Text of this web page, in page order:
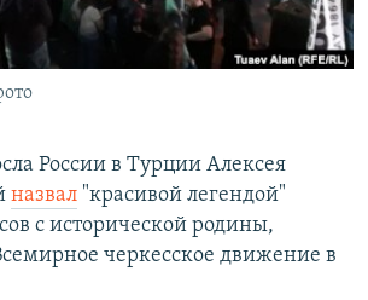
РС
России в Турции Алексея
назвал "красивой легендой"
с исторической родины,
черкесское движение в